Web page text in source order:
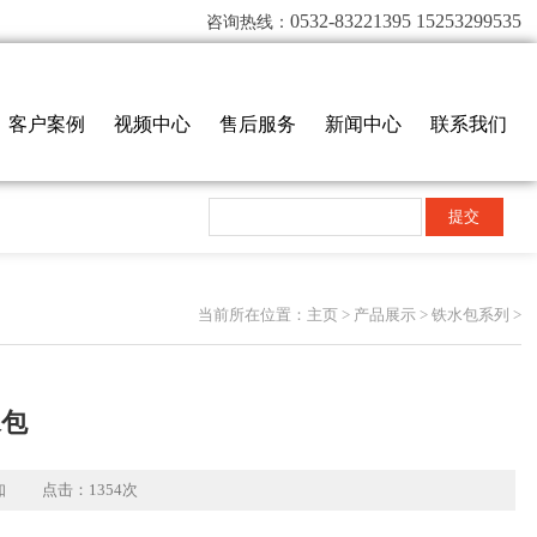
咨询热线： 0532-83221395 15253299535
客户案例 视频中心 售后服务 新闻中心 联系我们
当前所在位置： 主页> 产品展示> 铁水包系列 >
点击： 1354次